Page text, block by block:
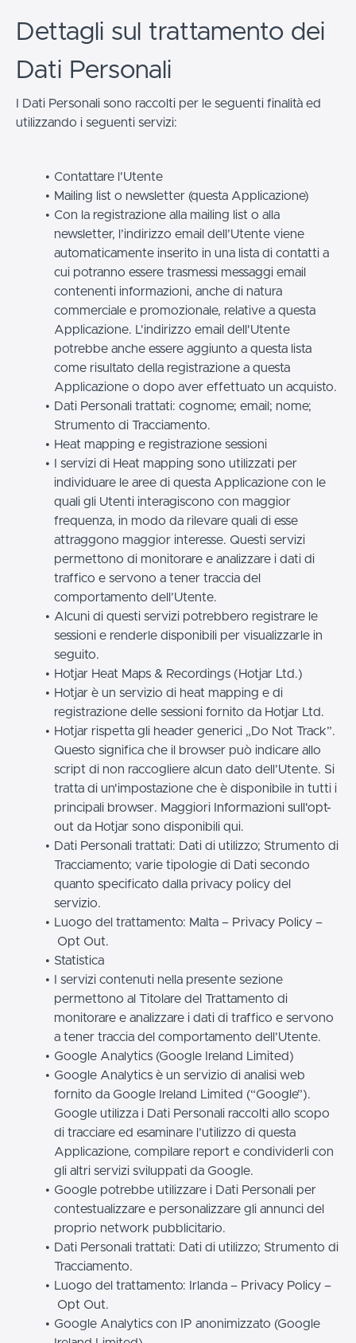
Dettagli sul trattamento dei
Dati Personali
I Dati Personali sono raccolti per le seguenti finalità ed
utilizzando i seguenti servizi:
Contattare l'Utente
Mailing list o newsletter (questa Applicazione)
Con la registrazione alla mailing list o alla
newsletter, l’indirizzo email dell’Utente viene
automaticamente inserito in una lista di contatti a
cui potranno essere trasmessi messaggi email
contenenti informazioni, anche di natura
commerciale e promozionale, relative a questa
Applicazione. L'indirizzo email dell'Utente
potrebbe anche essere aggiunto a questa lista
come risultato della registrazione a questa
Applicazione o dopo aver effettuato un acquisto.
Dati Personali trattati: cognome; email; nome;
Strumento di Tracciamento.
Heat mapping e registrazione sessioni
I servizi di Heat mapping sono utilizzati per
individuare le aree di questa Applicazione con le
quali gli Utenti interagiscono con maggior
frequenza, in modo da rilevare quali di esse
attraggono maggior interesse. Questi servizi
permettono di monitorare e analizzare i dati di
traffico e servono a tener traccia del
comportamento dell’Utente.
Alcuni di questi servizi potrebbero registrare le
sessioni e renderle disponibili per visualizzarle in
seguito.
Hotjar Heat Maps & Recordings (Hotjar Ltd.)
Hotjar è un servizio di heat mapping e di
registrazione delle sessioni fornito da Hotjar Ltd.
Hotjar rispetta gli header generici „Do Not Track”.
Questo significa che il browser può indicare allo
script di non raccogliere alcun dato dell’Utente. Si
tratta di un'impostazione che è disponibile in tutti i
principali browser. Maggiori Informazioni sull'opt-
out da Hotjar sono disponibili qui.
Dati Personali trattati: Dati di utilizzo; Strumento di
Tracciamento; varie tipologie di Dati secondo
quanto specificato dalla privacy policy del
servizio.
Luogo del trattamento: Malta – Privacy Policy–
Opt Out.
Statistica
I servizi contenuti nella presente sezione
permettono al Titolare del Trattamento di
monitorare e analizzare i dati di traffico e servono
a tener traccia del comportamento dell’Utente.
Google Analytics (Google Ireland Limited)
Google Analytics è un servizio di analisi web
fornito da Google Ireland Limited (“Google”).
Google utilizza i Dati Personali raccolti allo scopo
di tracciare ed esaminare l’utilizzo di questa
Applicazione, compilare report e condividerli con
gli altri servizi sviluppati da Google.
Google potrebbe utilizzare i Dati Personali per
contestualizzare e personalizzare gli annunci del
proprio network pubblicitario.
Dati Personali trattati: Dati di utilizzo; Strumento di
Tracciamento.
Luogo del trattamento: Irlanda – Privacy Policy–
Opt Out.
Google Analytics con IP anonimizzato (Google